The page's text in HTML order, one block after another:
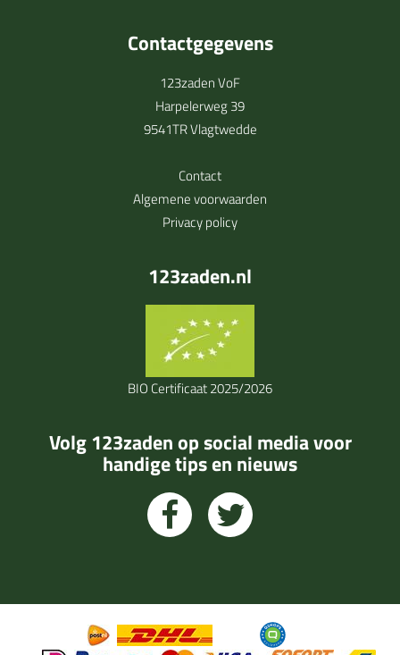
Contactgegevens
123zaden VoF
Harpelerweg 39
9541TR Vlagtwedde
Contact
Algemene voorwaarden
Privacy policy
123zaden.nl
BIO Certificaat 2025/2026
Volg 123zaden op social media voor
handige tips en nieuws